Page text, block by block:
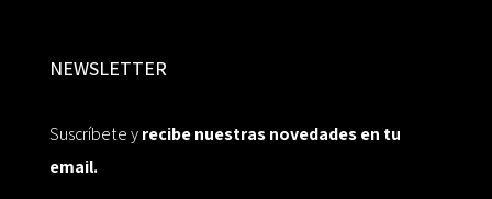
NEWSLETTER
Suscríbete yrecibe nuestras novedades en tu
email.